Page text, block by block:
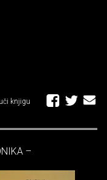
knjigu
–